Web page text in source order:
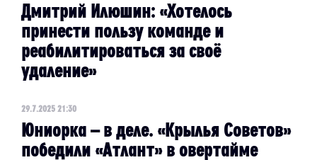
Дмитрий Илюшин: «Хотелось
принести пользу команде и
реабилитироваться за своё
удаление»
29.7.2025 21:30
Юниорка – в деле. «Крылья Советов»
победили «Атлант» в овертайме